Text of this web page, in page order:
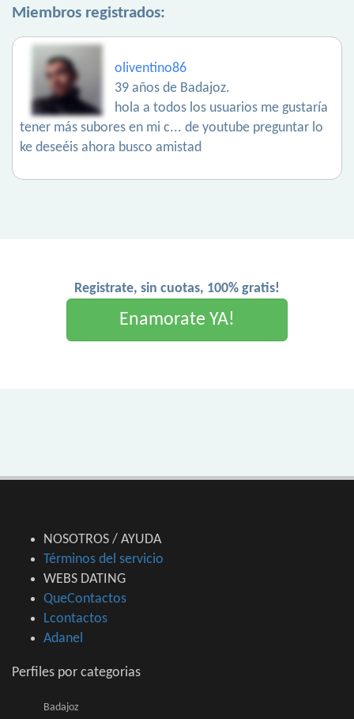
Miembros registrados:
oliventino86
39 años de Badajoz.
hola a todos los usuarios me gustaría
tener más subores en mi c... de youtube preguntar lo
ke deseéis ahora busco amistad
Registrate, sin cuotas, 100% gratis!
Enamorate YA!
NOSOTROS / AYUDA
Términos del servicio
WEBS DATING
QueContactos
Lcontactos
Adanel
Perfiles por categorias
Badajoz